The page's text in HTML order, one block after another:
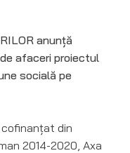
anunță
afaceri proiectul
socială pe
cofinanțat din
2014-2020, Axa